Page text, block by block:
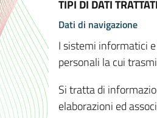
TIPI DI DATI TRATTATI
Dati di navigazione
I sistemi informatici
personali la cui
Si tratta di
elaborazioni ed